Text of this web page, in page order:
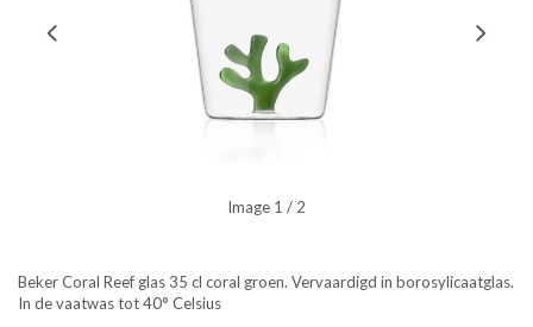
Image 1 / 2
Beker Coral Reef glas 35 cl coral groen. Vervaardigd in borosylicaatglas.
In de vaatwas tot 40° Celsius